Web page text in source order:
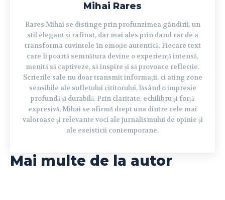
Mihai Rares
Rares Mihai se distinge prin profunzimea gândirii, un
stil elegant și rafinat, dar mai ales prin darul rar de a
transforma cuvintele în emoție autentică. Fiecare text
care îi poartă semnătura devine o experiență intensă,
menită să captiveze, să inspire și să provoace reflecție.
Scrierile sale nu doar transmit informații, ci ating zone
sensibile ale sufletului cititorului, lăsând o impresie
profundă și durabilă. Prin claritate, echilibru și forță
expresivă, Mihai se afirmă drept una dintre cele mai
valoroase și relevante voci ale jurnalismului de opinie și
ale eseisticii contemporane.
Mai multe de la autor